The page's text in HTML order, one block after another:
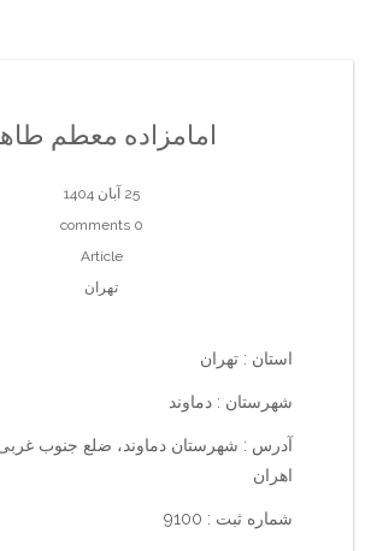
امامزاده معطم
25 آبان 1404
0 comments
Article
تهران
استان : تهران
شهرستان : دماوند
آدرس : شهرستان دماوند، ضلع جنوب
اهران
شماره ثبت : 9100